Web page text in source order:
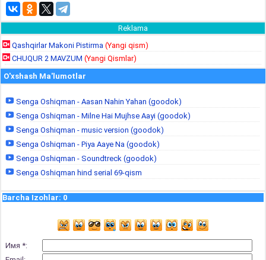
Reklama
Qashqirlar Makoni Pistirma (Yangi qism)
CHUQUR 2 MAVZUM (Yangi Qismlar)
O'xshash Ma'lumotlar
Senga Oshiqman - Aasan Nahin Yahan (goodok)
Senga Oshiqman - Milne Hai Mujhse Aayi (goodok)
Senga Oshiqman - music version (goodok)
Senga Oshiqman - Piya Aaye Na (goodok)
Senga Oshiqman - Soundtreck (goodok)
Senga Oshiqman hind serial 69-qism
Barcha Izohlar: 0
Имя *: